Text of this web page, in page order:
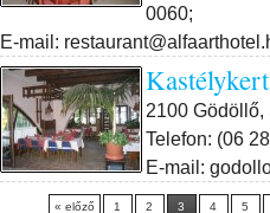
0060;
E-mail:
2100
Telefon: (06
E-mail:
« előző 1 2 3 4 5